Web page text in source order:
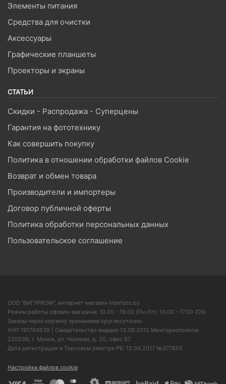
Элементы питания
Средства для очистки
Аксессуары
Графические планшеты
Проекторы и экраны
СТАТЬИ
Скидки - Распродажа - Суперцены
Гарантия на фототехнику
Как совершить покупку
Политика в отношении обработки файлов Cookie
Возврат и обмен товара
Производители и импортеры
Договор публичной оферты
Политика обработки персональных данных
Пользовательское соглашение
ООО "ВИГУРКОМ", интернет-магазин Interfoto.by
Режим работы офлайн-магазина: 10.00 - 19.00 (Пн-Пт); 10.00 - 17.00 (Сб)
Заказы через корзину принимаем круглосуточно.
УНП 191764538 | Свидетельство выдано 13.09.2012 Мингорисполком
220039, г. Минск, ул. Чкалова, д. 20, офис 97
Дата регистрации в Торговом реестре РБ: 12.04.2017 №377855
Настройка файлов cookie